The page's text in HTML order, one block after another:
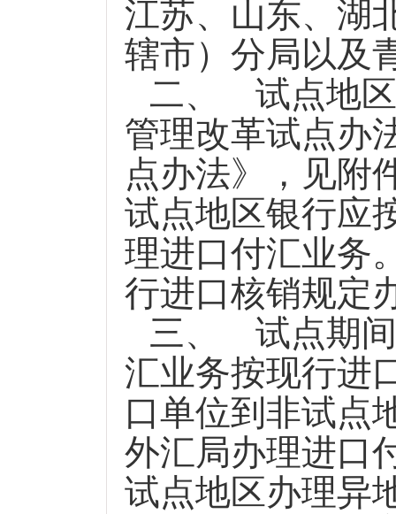
江苏、山东、湖
辖市）分局以及
二、
试点地
管理改革试点办
点办法》，见附
试点地区银行应
理进口付汇业务
行进口核销规定
三、
试点期
汇业务按现行进
口单位到非试点
外汇局办理进口
试点地区办理异